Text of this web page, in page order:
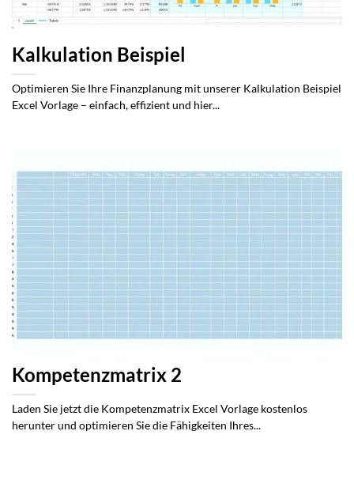
Kalkulation Beispiel
Optimieren Sie Ihre Finanzplanung mit unserer Kalkulation Beispiel
Excel Vorlage – einfach, effizient und hier...
Kompetenzmatrix 2
Laden Sie jetzt die Kompetenzmatrix Excel Vorlage kostenlos
herunter und optimieren Sie die Fähigkeiten Ihres...